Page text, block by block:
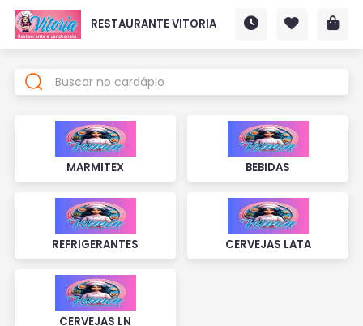
RESTAURANTE VITORIA
MARMITEX BEBIDAS
REFRIGERANTES CERVEJAS LATA
CERVEJAS LN